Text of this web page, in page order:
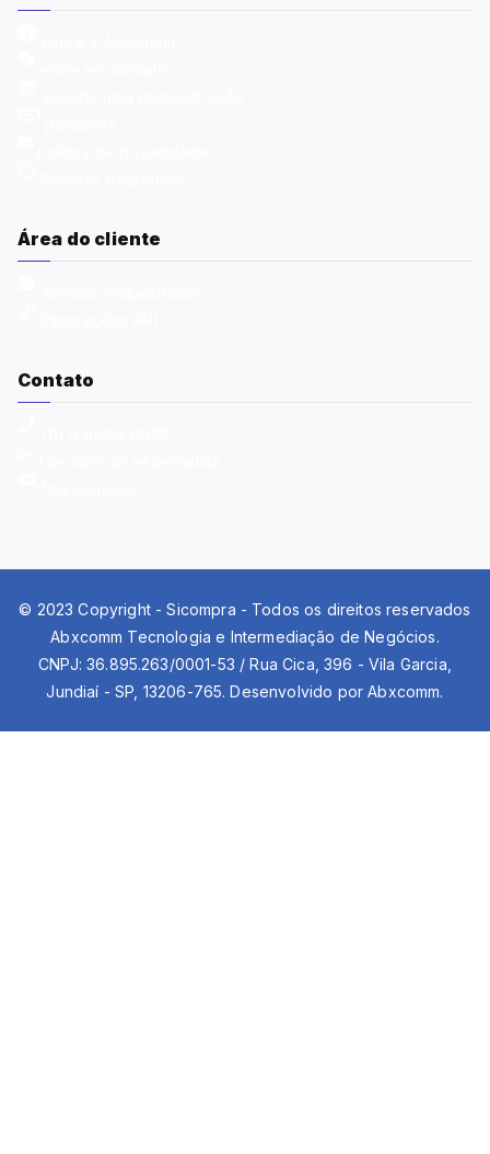
Área do cliente
Contato
© 2023 Copyright - Sicompra - Todos os direitos reservados
Abxcomm Tecnologia e Intermediação de Negócios.
CNPJ: 36.895.263/0001-53 / Rua Cica, 396 - Vila Garcia,
Jundiaí - SP, 13206-765. Desenvolvido por Abxcomm.